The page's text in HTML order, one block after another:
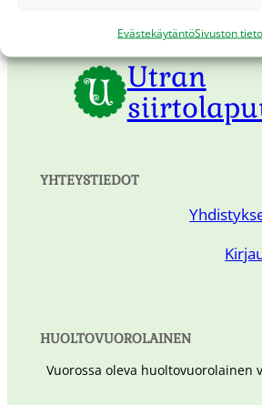
EvästekäytäntöSivuston
Utran
YHTEYSTIEDOT
HUOLTOVUOROLAINEN
Vuorossa oleva huoltovuorolainen